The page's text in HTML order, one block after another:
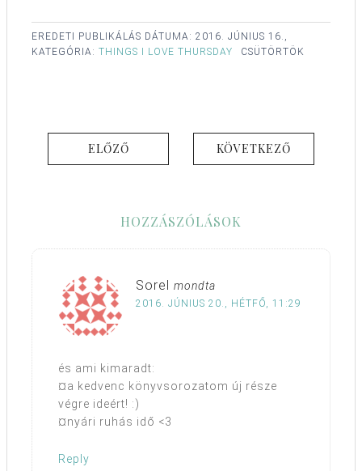
EREDETI PUBLIKÁLÁS DÁTUMA: 2016. JÚNIUS 16.,
CSÜTÖRTÖK
KATEGÓRIA: THINGS I LOVE THURSDAY
ELŐZŐ KÖVETKEZŐ
HOZZÁSZÓLÁSOK
Sorel mondta
2016. JÚNIUS 20., HÉTFŐ, 11:29
és ami kimaradt:
¤a kedvenc könyvsorozatom új része
végre ideért! :)
¤nyári ruhás idő <3
Reply